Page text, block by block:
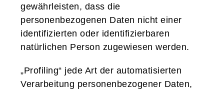
gewährleisten, dass die
personenbezogenen Daten nicht einer
identifizierten oder identifizierbaren
natürlichen Person zugewiesen werden.
„Profiling“ jede Art der automatisierten
Verarbeitung personenbezogener Daten,